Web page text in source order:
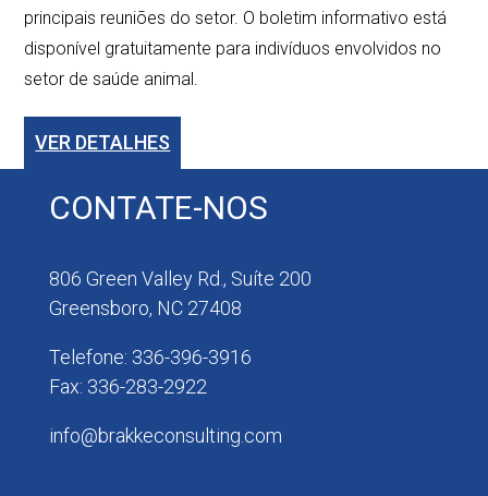
principais reuniões do setor. O boletim informativo está
disponível gratuitamente para indivíduos envolvidos no
setor de saúde animal.
VER DETALHES
CONTATE-NOS
806 Green Valley Rd., Suíte 200
Greensboro, NC 27408
Telefone: 336-396-3916
Fax: 336-283-2922
info@brakkeconsulting.com